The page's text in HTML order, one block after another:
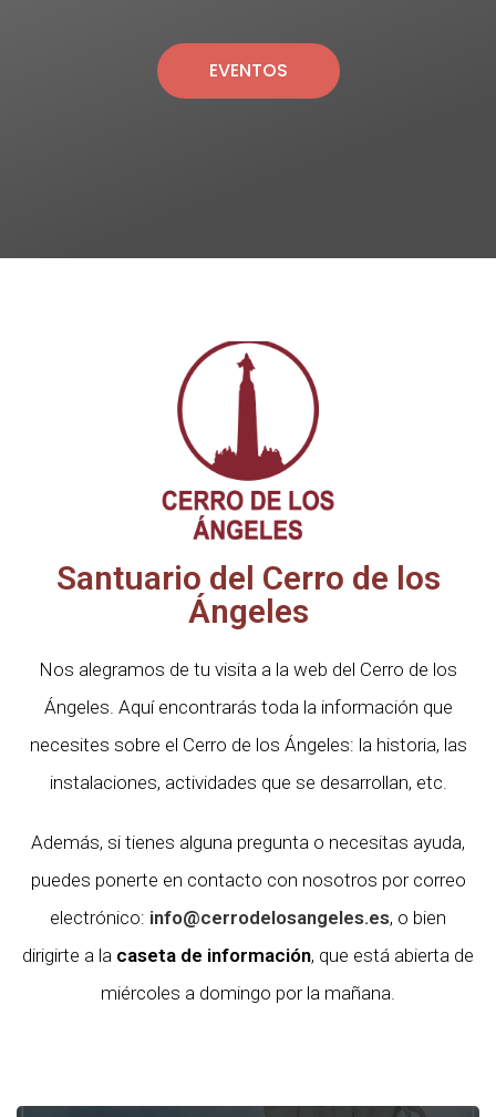
EVENTOS
Santuario del Cerro de los
Ángeles
Nos alegramos de tu visita a la web del Cerro de los
Ángeles. Aquí encontrarás toda la información que
necesites sobre el Cerro de los Ángeles: la historia, las
instalaciones, actividades que se desarrollan, etc.
Además, si tienes alguna pregunta o necesitas ayuda,
puedes ponerte en contacto con nosotros por correo
electrónico: info@cerrodelosangeles.es, o bien
dirigirte a la caseta de información, que está abierta de
miércoles a domingo por la mañana.